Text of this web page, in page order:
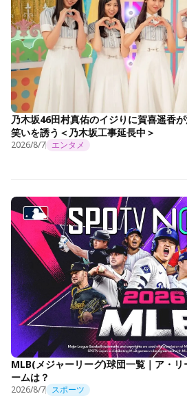
乃木坂46田村真佑のイジりに賀喜遥香
笑いを誘う＜乃木坂工事延長中＞
2026/8/7 エンタメ
MLB(メジャーリーグ)球団一覧｜ア・
ームは？
2026/8/7 スポーツ